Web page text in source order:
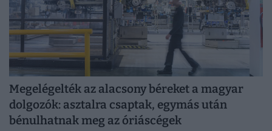
Megelégelték az alacsony béreket a magyar
dolgozók: asztalra csaptak, egymás után
bénulhatnak meg az óriáscégek